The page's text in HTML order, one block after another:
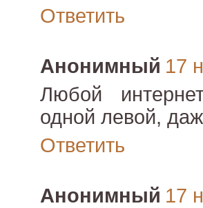
Ответить
Анонимный 17
Любой
одной левой,
Ответить
Анонимный 17